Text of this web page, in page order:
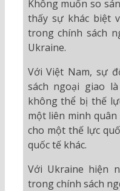
Không muốn so
thấy sự khác biệt
trong chính sách
Ukraine.
Với Việt Nam, sự
sách ngoại giao
không thể bị thế
một liên minh
cho một thế lực
quốc tế khác.
Với Ukraine hiện
trong chính sách